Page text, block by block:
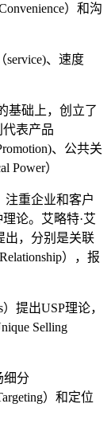
）和沟
service)、速度
基础上，创立了
代表产品
、公共关
Power）
注重企业和客户
论。艾略特·艾
，分别是关联
），报
提出USP理论，
Selling
细分
）和定位